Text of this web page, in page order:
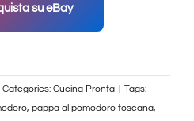
su eBay
Categories: Cucina Pronta
Tags:
, pappa al pomodoro toscana,